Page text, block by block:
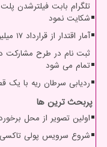
تلگرام بابت فیلترشدن
شکایت نمود
آمار اقتدار از قرارداد ۱۷ میلیون دلاری نانویی تا جایگاه چهارمی دنیا
تمام می شود
ردیابی سرطان ریه با یک
پربحث ترین ها
اولین تصویر از محل
شروع سرویس پولی